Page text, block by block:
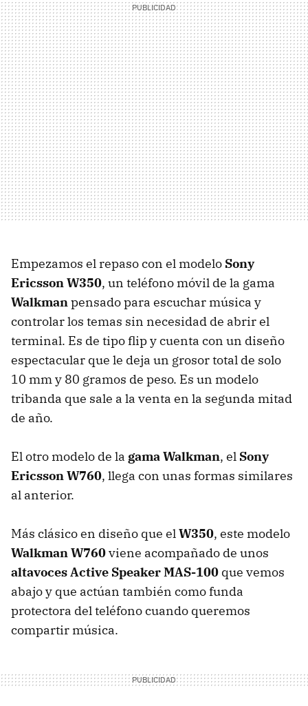
Empezamos el repaso con el modelo Sony
Ericsson W350, un teléfono móvil de la gama
Walkman pensado para escuchar música y
controlar los temas sin necesidad de abrir el
terminal. Es de tipo flip y cuenta con un diseño
espectacular que le deja un grosor total de solo
10 mm y 80 gramos de peso. Es un modelo
tribanda que sale a la venta en la segunda mitad
de año.
El otro modelo de la gama Walkman, el Sony
Ericsson W760, llega con unas formas similares
al anterior.
Más clásico en diseño que el W350, este modelo
Walkman W760viene acompañado de unos
altavoces Active Speaker MAS-100 que vemos
abajo y que actúan también como funda
protectora del teléfono cuando queremos
compartir música.